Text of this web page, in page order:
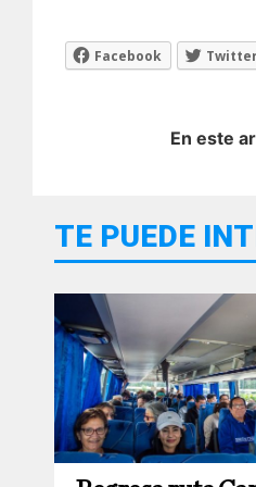
Facebook
En este
TE PUEDE